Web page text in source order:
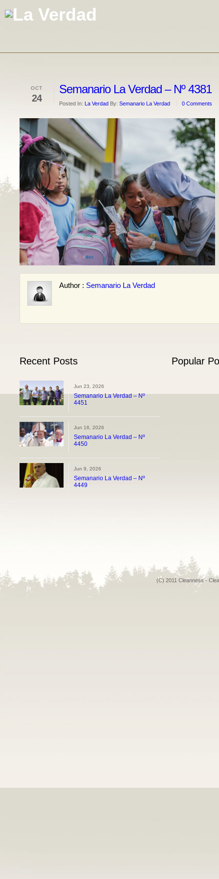
OCT
24
Semanario La Verdad – Nº 4381
Posted In: La Verdad By: Semanario La Verdad 0 Comments
Author : Semanario La Verdad
Recent Posts
Jun 23, 2026
Semanario La Verdad – Nº
4451
Jun 16, 2026
Semanario La Verdad – Nº
4450
Jun 9, 2026
Semanario La Verdad – Nº
4449
Popular
(C) 2011 Cleanness -